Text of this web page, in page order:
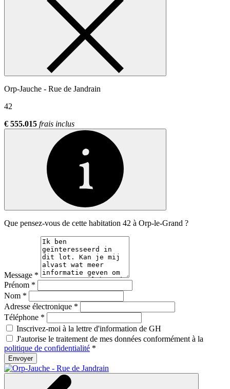
Orp-Jauche - Rue de Jandrain
42
€ 555.015 frais inclus
Que pensez-vous de cette habitation 42 à Orp-le-Grand ?
Message *
Prénom *
Nom *
Adresse électronique *
Téléphone *
Inscrivez-moi à la lettre d'information de GH
J'autorise le traitement de mes données conformément à la
politique de confidentialité *
Envoyer